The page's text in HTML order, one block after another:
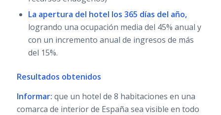
La apertura del hotel los 365 días del año,
logrando una ocupación media del 45% anual y
con un incremento anual de ingresos de más
del 15%.
Resultados obtenidos
Informar: que un hotel de 8 habitaciones en una
comarca de interior de España sea visible en todo